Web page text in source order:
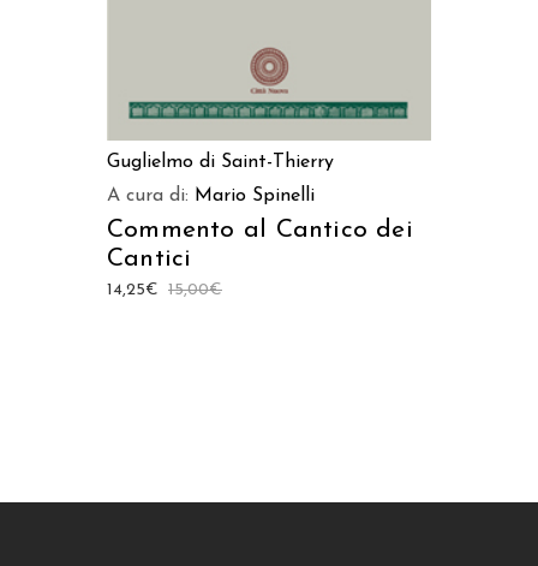
Guglielmo di Saint-Thierry
A cura di: Mario Spinelli
Commento al Cantico dei
Cantici
15,00€
14,25€